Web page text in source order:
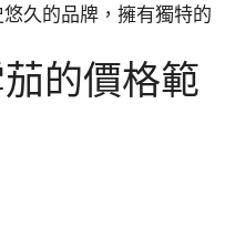
悠久的品牌，擁有獨特的
的價格範